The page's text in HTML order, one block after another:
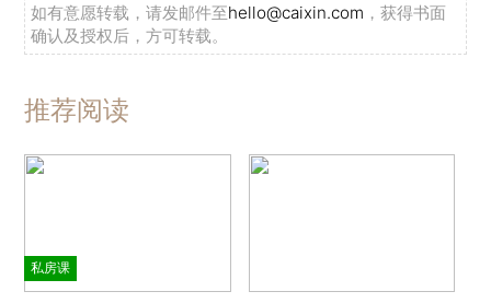
如有意愿转载，请发邮件至hello@caixin.com ，获得书面
确认及授权后，方可转载。
推荐阅读
私房课